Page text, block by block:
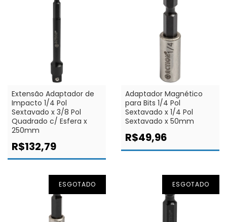
Extensão Adaptador de
Impacto 1/4 Pol
Sextavado x 3/8 Pol
Quadrado c/ Esfera x
250mm
R$132,79
Adaptador Magnético
para Bits 1/4 Pol
Sextavado x 1/4 Pol
Sextavado x 50mm
R$49,96
ESGOTADO ESGOTADO